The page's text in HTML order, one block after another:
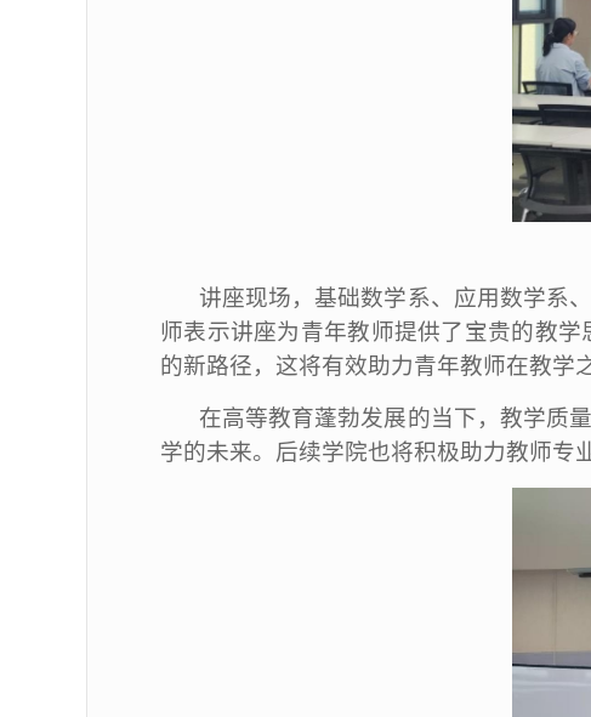
讲座现场，基础数学系、应用数学系
师表示讲座为青年教师提供了宝贵的教
的新路径，这将有效助力青年教师在教学
在高等教育蓬勃发展的当下，教学质
学的未来。后续学院也将积极助力教师专